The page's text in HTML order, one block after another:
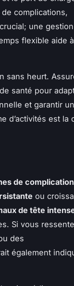
complications,
une gestion
flexible aide à
sans heurt.
santé pour
et garantir
d’activités est la
de
ou
de tête
Si vous
des
également